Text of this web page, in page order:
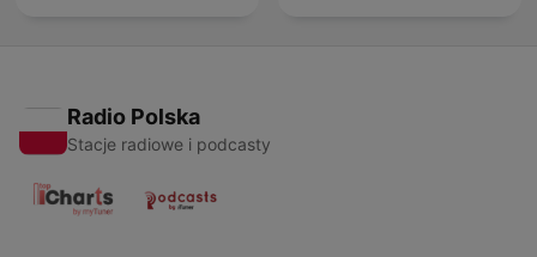
Radio Polska
Stacje radiowe i podcasty